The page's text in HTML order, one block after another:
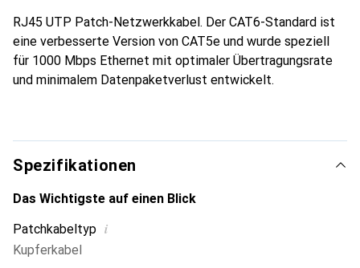
RJ45 UTP Patch-Netzwerkkabel. Der CAT6-Standard ist
eine verbesserte Version von CAT5e und wurde speziell
für 1000 Mbps Ethernet mit optimaler Übertragungsrate
und minimalem Datenpaketverlust entwickelt.
Spezifikationen
Das Wichtigste auf einen Blick
Patchkabeltyp i
Kupferkabel